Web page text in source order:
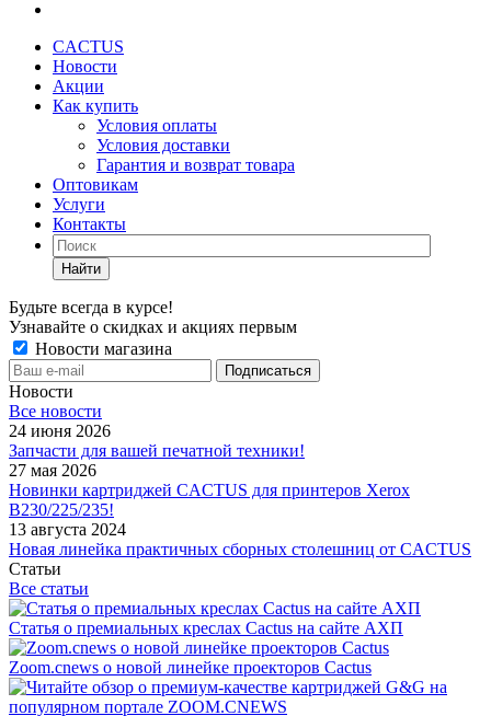
CACTUS
Новости
Акции
Как купить
Условия оплаты
Условия доставки
Гарантия и возврат товара
Оптовикам
Услуги
Контакты
Найти
Будьте всегда в курсе!
Узнавайте о скидках и акциях первым
Новости магазина
Новости
Все новости
24 июня 2026
Запчасти для вашей печатной техники!
27 мая 2026
Новинки картриджей CACTUS для принтеров Xerox
B230/225/235!
13 августа 2024
Новая линейка практичных сборных столешниц от CACTUS
Статьи
Все статьи
Статья о премиальных креслах Cactus на сайте АХП
Zoom.cnews о новой линейке проекторов Cactus